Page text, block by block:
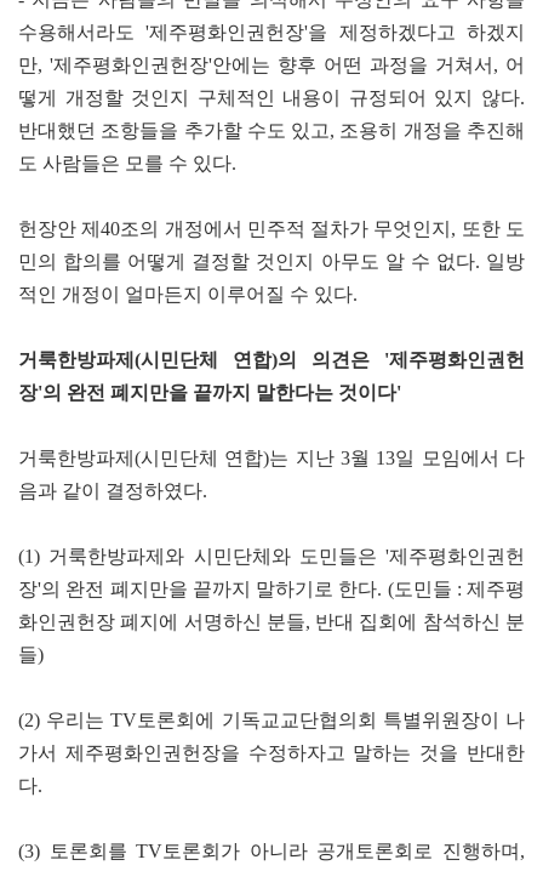
수용해서라도 '제주평화인권헌장'을 제정하겠다고 하겠지
만, '제주평화인권헌장'안에는 향후 어떤 과정을 거쳐서, 어
떻게 개정할 것인지 구체적인 내용이 규정되어 있지 않다.
반대했던 조항들을 추가할 수도 있고, 조용히 개정을 추진해
도 사람들은 모를 수 있다.
헌장안 제40조의 개정에서 민주적 절차가 무엇인지, 또한 도
민의 합의를 어떻게 결정할 것인지 아무도 알 수 없다. 일방
적인 개정이 얼마든지 이루어질 수 있다.
거룩한방파제(시민단체 연합)의 의견은 '제주평화인권헌
장'의 완전 폐지만을 끝까지 말한다는 것이다'
거룩한방파제(시민단체 연합)는 지난 3월 13일 모임에서 다
음과 같이 결정하였다.
(1) 거룩한방파제와 시민단체와 도민들은 '제주평화인권헌
장'의 완전 폐지만을 끝까지 말하기로 한다. (도민들 : 제주평
화인권헌장 폐지에 서명하신 분들, 반대 집회에 참석하신 분
들)
(2) 우리는 TV토론회에 기독교교단협의회 특별위원장이 나
가서 제주평화인권헌장을 수정하자고 말하는 것을 반대한
다.
(3) 토론회를 TV토론회가 아니라 공개토론회로 진행하며,